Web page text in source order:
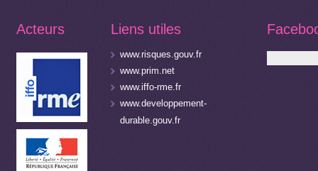
Acteurs Liens utiles
www.risques.gouv.fr
www.prim.net
www.iffo-rme.fr
www.developpement-
durable.gouv.fr